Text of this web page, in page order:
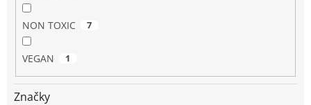
NON TOXIC 7
VEGAN 1
Značky